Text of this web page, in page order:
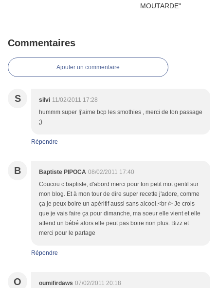
Commentaires
Ajouter un commentaire
S silvi 11/02/2011 17:28
hummm super !j'aime bcp les smothies , merci de ton passage
;)
Répondre
B Baptiste PIPOCA 08/02/2011 17:40
Coucou c baptiste, d'abord merci pour ton petit mot gentil sur
mon blog. Et à mon tour de dire super recette j'adore, comme
ça je peux boire un apéritif aussi sans alcool.<br /> Je crois
que je vais faire ça pour dimanche, ma soeur elle vient et elle
attend un bébé alors elle peut pas boire non plus. Bizz et
merci pour le partage
Répondre
O oumifirdaws 07/02/2011 20:18